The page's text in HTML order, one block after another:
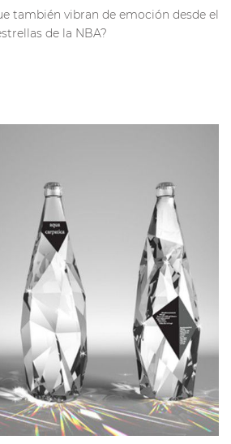
también vibran de emoción desde el
de la NBA?